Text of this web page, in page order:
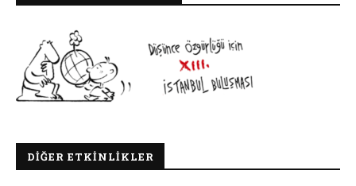
DIĞER ETKINLIKLER